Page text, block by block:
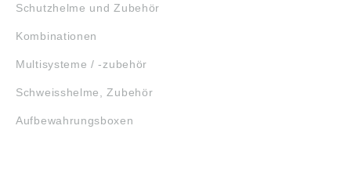
Schutzhelme und Zubehör
Kombinationen
Multisysteme / -zubehör
Schweisshelme, Zubehör
Aufbewahrungsboxen